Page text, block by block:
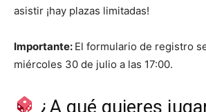
asistir ¡hay plazas limitadas!
Importante: El formulario de registro
miércoles 30 de julio a las 17:00.
¿A qué quieres